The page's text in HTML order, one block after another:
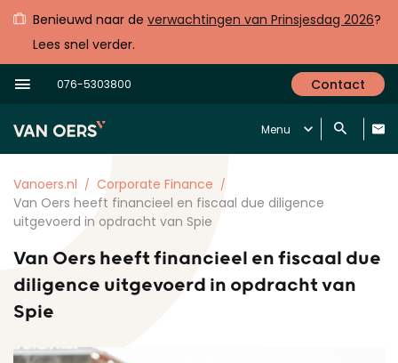
Benieuwd naar de verwachtingen van Prinsjesdag 2026?
Lees snel verder.
076-5303800 Contact
Menu
Vanoers.nl
Corporate Finance
Van Oers heeft financieel en fiscaal due diligence
uitgevoerd in opdracht van Spie
Van Oers heeft financieel en fiscaal due
diligence uitgevoerd in opdracht van
Spie